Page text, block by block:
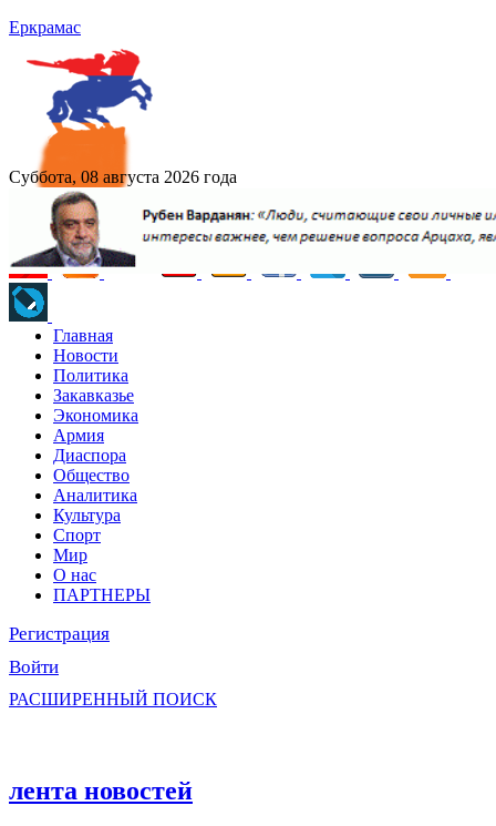
Еркрамас
Суббота, 08 августа 2026 года
Главная
Новости
Политика
Закавказье
Экономика
Армия
Диаспора
Общество
Аналитика
Культура
Спорт
Мир
О нас
ПАРТНЕРЫ
Регистрация
Войти
РАСШИРЕННЫЙ ПОИСК
лента новостей